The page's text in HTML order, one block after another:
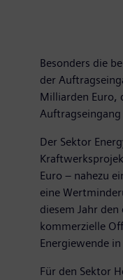
Besonders die
der
Milliarden Euro,
Der Sektor
Euro – nahezu
eine
diesem Jahr
kommerzielle
Energiewende
Für den Sektor